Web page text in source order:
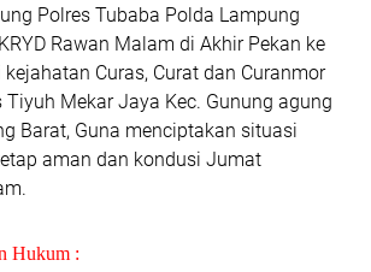
Polres Tubaba Polda Lampung
Rawan Malam di Akhir Pekan ke
Curas, Curat dan Curanmor
Tiyuh Mekar Jaya Kec. Gunung agung
Barat, Guna menciptakan situasi
aman dan kondusi Jumat
Hukum :